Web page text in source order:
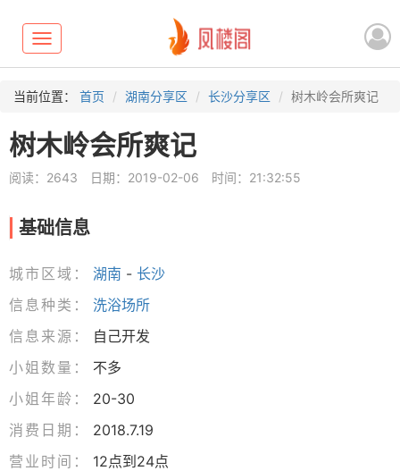
Toggle
navigation
当前位置： 首页 湖南分享区 长沙分享区 树木岭会所爽记
树木岭会所爽记
阅读：2643 日期：2019-02-06 时间：21:32:55
基础信息
城市区域： 湖南 - 长沙
信息种类：
洗浴场所
信息来源：
自己开发
小姐数量：
不多
小姐年龄：
20-30
消费日期：
2018.7.19
营业时间：
12点到24点